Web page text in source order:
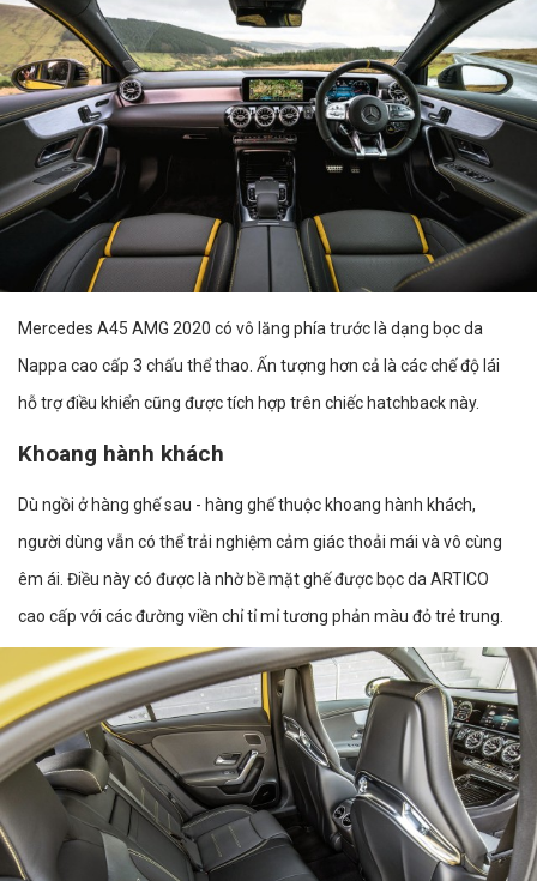
Mercedes A45 AMG 2020 có vô lăng phía trước là dạng bọc da
Nappa cao cấp 3 chấu thể thao. Ấn tượng hơn cả là các chế độ lái
hỗ trợ điều khiển cũng được tích hợp trên chiếc hatchback này.
Khoang hành khách
Dù ngồi ở hàng ghế sau - hàng ghế thuộc khoang hành khách,
người dùng vẫn có thể trải nghiệm cảm giác thoải mái và vô cùng
êm ái. Điều này có được là nhờ bề mặt ghế được bọc da ARTICO
cao cấp với các đường viền chỉ tỉ mỉ tương phản màu đỏ trẻ trung.